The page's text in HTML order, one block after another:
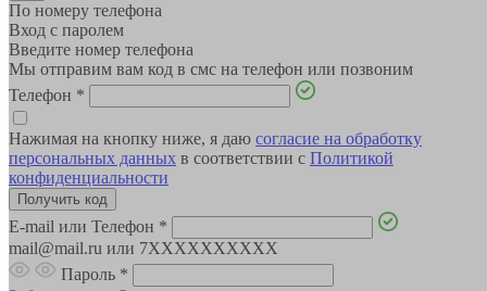
По номеру телефона
Вход с паролем
Введите номер телефона
Мы отправим вам код в смс на телефон или позвоним
Телефон *
Нажимая на кнопку ниже, я даю согласие на обработку
персональных данных в соответствии с Политикой
конфиденциальности
E-mail или Телефон *
mail@mail.ru или 7XXXXXXXXXX
Пароль *